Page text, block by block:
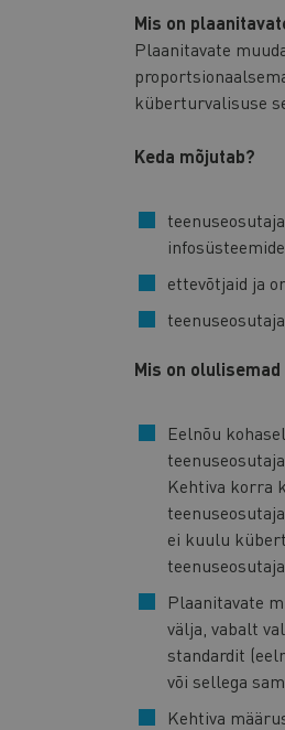
Mis on
Plaanitavate
küberturvalisuse
Keda mõjutab?
ettevõtjaid ja
Mis on olulisemad
Eelnõu
Kehtiva korra
ei kuulu
Plaanitavate
välja, vabalt
standardit
või sellega
Kehtiva